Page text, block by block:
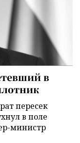
в
пересек
в поле
министр